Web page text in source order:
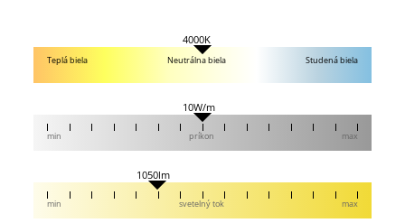
4000K
Teplá biela Neutrálna biela Studená biela
10W/m
min príkon max
1050lm
min svetelný tok max